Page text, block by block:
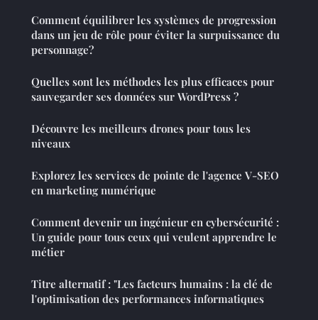
Comment équilibrer les systèmes de progression
dans un jeu de rôle pour éviter la surpuissance du
personnage?
Quelles sont les méthodes les plus efficaces pour
sauvegarder ses données sur WordPress ?
Découvre les meilleurs drones pour tous les
niveaux
Explorez les services de pointe de l'agence V-SEO
en marketing numérique
Comment devenir un ingénieur en cybersécurité :
Un guide pour tous ceux qui veulent apprendre le
métier
Titre alternatif : "Les facteurs humains : la clé de
l'optimisation des performances informatiques